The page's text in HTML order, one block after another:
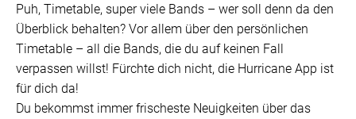
Puh, Timetable, super viele Bands – wer soll denn da den
Überblick behalten? Vor allem über den persönlichen
Timetable – all die Bands, die du auf keinen Fall
verpassen willst! Fürchte dich nicht, die Hurricane App ist
für dich da!
Du bekommst immer frischeste Neuigkeiten über das